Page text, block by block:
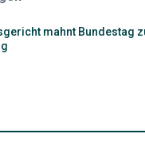
mahnt Bundestag